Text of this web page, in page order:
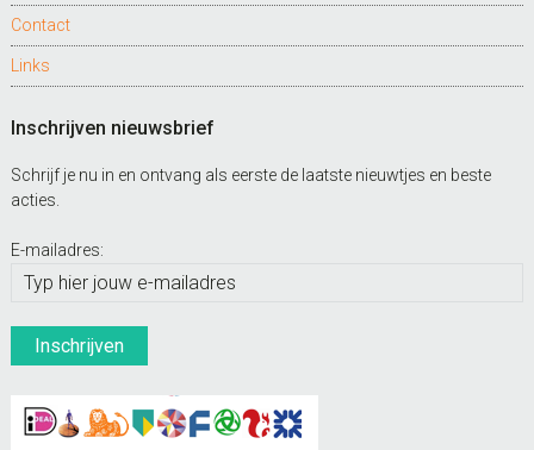
Contact
Links
Inschrijven nieuwsbrief
Schrijf je nu in en ontvang als eerste de laatste nieuwtjes en beste
acties.
E-mailadres: